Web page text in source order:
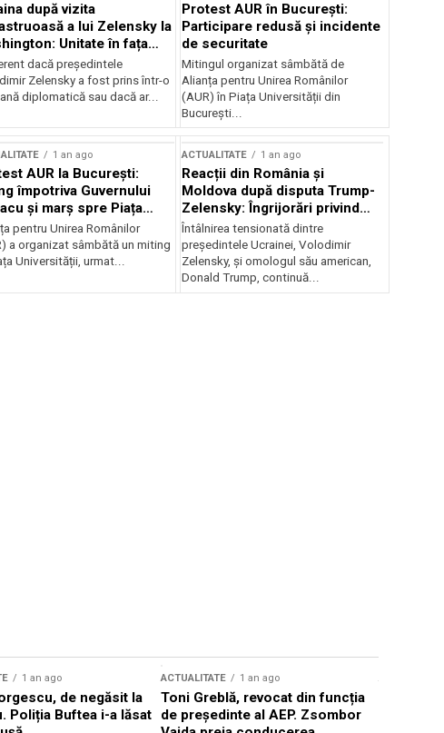
după vizita
a lui Zelensky la
Unitate în fața
dacă președintele
Zelensky a fost prins într-o
diplomatică sau dacă ar...
Protest AUR în București:
Participare redusă și incidente
de securitate
Mitingul organizat sâmbătă de
Alianța pentru Unirea Românilor
(AUR) în Piața Universității din
București...
1 an ago
AUR la București:
împotriva Guvernului
și marș spre Piața
pentru Unirea Românilor
a organizat sâmbătă un miting
Universității, urmat...
ACTUALITATE 1 an ago
Reacții din România și
Moldova după disputa Trump-
Zelensky: Îngrijorări privind
securitatea regională
Întâlnirea tensionată dintre
președintele Ucrainei, Volodimir
Zelensky, și omologul său american,
Donald Trump, continuă...
1 an ago
de negăsit la
Poliția Buftea i-a lăsat
ACTUALITATE 1 an ago
Toni Greblă, revocat din funcția
de președinte al AEP. Zsombor